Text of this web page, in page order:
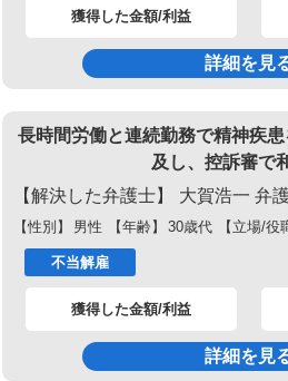
獲得した金額/利益
詳細を見
長時間労働と連続勤務で精神疾
及し、控訴審で
【解決した弁護士】
大賀浩一 弁
【性別】 男性 【年齢】 30歳代 【立場/役
不当解雇
獲得した金額/利益
詳細を見